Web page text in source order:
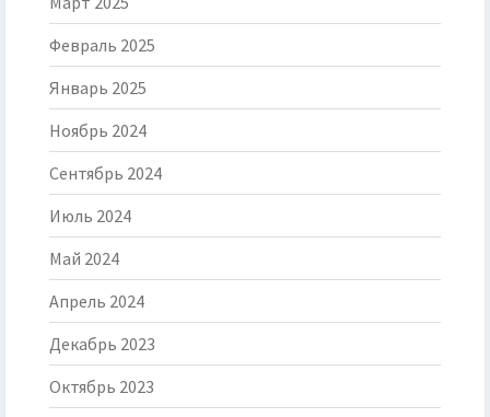
Февраль 2025
Январь 2025
Ноябрь 2024
Сентябрь 2024
Июль 2024
Май 2024
Апрель 2024
Декабрь 2023
Октябрь 2023